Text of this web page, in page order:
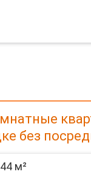
без
м²